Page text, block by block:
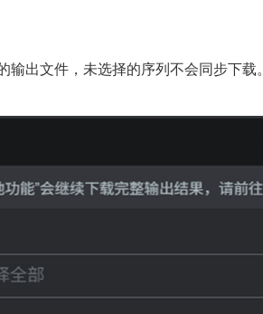
出文件，未选择的序列不会同步下载。